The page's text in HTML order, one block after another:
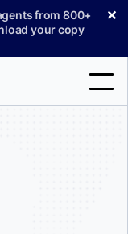
from 800+
your copy
✕